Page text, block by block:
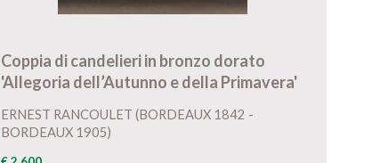
Coppia di candelieri in bronzo dorato
'Allegoria dell’Autunno e della Primavera'
ERNEST RANCOULET (BORDEAUX 1842 -
BORDEAUX 1905)